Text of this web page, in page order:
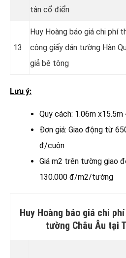
tân cổ điển
13
Huy Hoàng báo giá chi phí
công giấy dán tường Hàn
giả bê tông
Lưu ý:
Quy cách: 1.06m
Đơn giá: Giao động từ
đ/cuộn
Giá m2 trên tường giao
130.000 đ/m2/tường
Huy Hoàng báo giá chi
tường Châu Âu tại